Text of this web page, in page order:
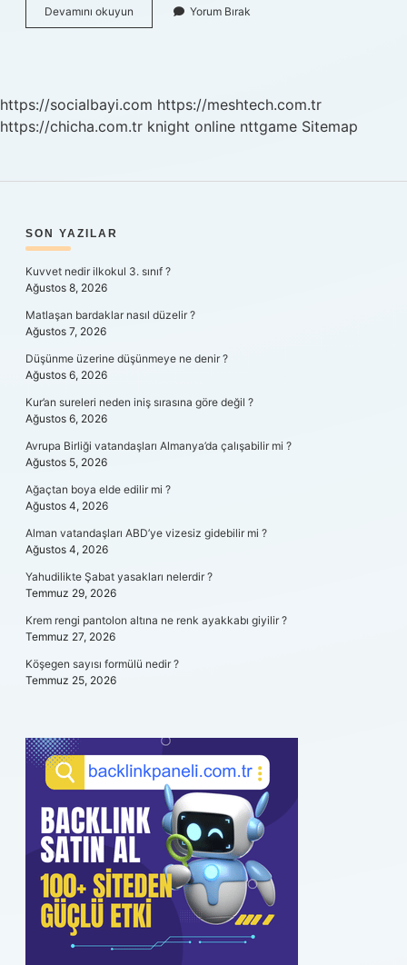
Devamını okuyun
Mağdur
Mi
Yorum Bırak
https://socialbayi.com https://meshtech.com.tr
https://chicha.com.tr knight online nttgame Sitemap
SIDEBAR
SON YAZILAR
Kuvvet nedir ilkokul 3. sınıf ?
Ağustos 8, 2026
Matlaşan bardaklar nasıl düzelir ?
Ağustos 7, 2026
Düşünme üzerine düşünmeye ne denir ?
Ağustos 6, 2026
Kur’an sureleri neden iniş sırasına göre değil ?
Ağustos 6, 2026
Avrupa Birliği vatandaşları Almanya’da çalışabilir mi ?
Ağustos 5, 2026
Ağaçtan boya elde edilir mi ?
Ağustos 4, 2026
Alman vatandaşları ABD’ye vizesiz gidebilir mi ?
Ağustos 4, 2026
Yahudilikte Şabat yasakları nelerdir ?
Temmuz 29, 2026
Krem rengi pantolon altına ne renk ayakkabı giyilir ?
Temmuz 27, 2026
Köşegen sayısı formülü nedir ?
Temmuz 25, 2026